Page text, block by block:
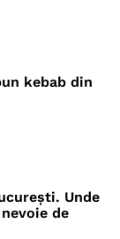
kebab din
Unde
de